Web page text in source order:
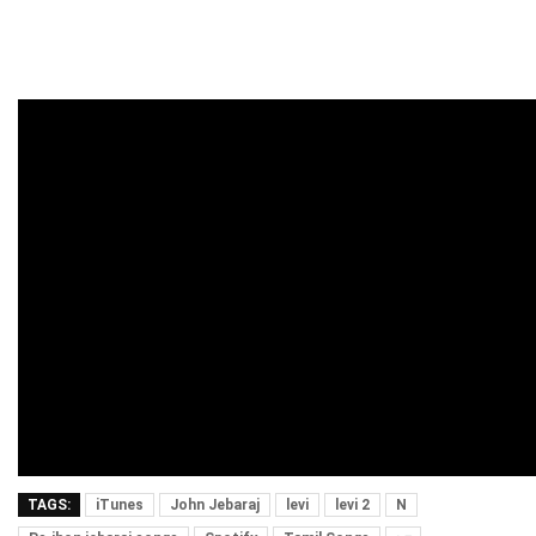
TAGS: iTunes John Jebaraj levi levi 2
N